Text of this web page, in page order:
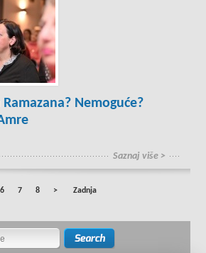
Nemoguće?
Saznaj više >
6 7 8 > Zadnja